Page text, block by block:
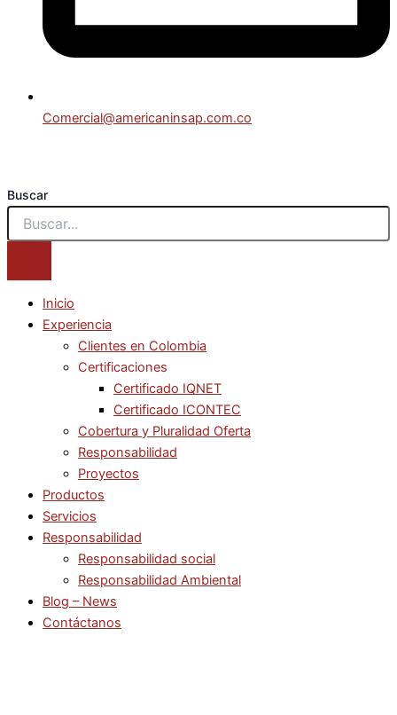
Comercial@americaninsap.com.co
Buscar
Inicio
Experiencia
Clientes en Colombia
Certificaciones
Certificado IQNET
Certificado ICONTEC
Cobertura y Pluralidad Oferta
Responsabilidad
Proyectos
Productos
Servicios
Responsabilidad
Responsabilidad social
Responsabilidad Ambiental
Blog – News
Contáctanos